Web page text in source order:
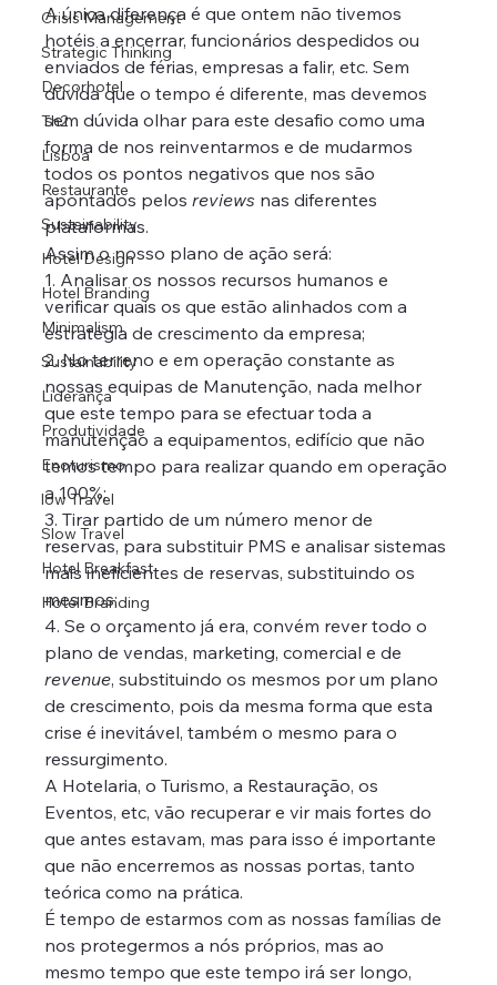
Crisis Management
Strategic Thinking
Decorhotel
Th2
Lisboa
Restaurante
Sustainability
Hotel Design
Hotel Branding
Minimalism
Sustainability
Liderança
Produtividade
Enoturismo
low Travel
Slow Travel
Hotel Breakfast
Hotel Branding
A única diferença é que ontem não tivemos
hotéis a encerrar, funcionários despedidos ou
enviados de férias, empresas a falir, etc. Sem
dúvida que o tempo é diferente, mas devemos
sem dúvida olhar para este desafio como uma
forma de nos reinventarmos e de mudarmos
todos os pontos negativos que nos são
apontados pelos reviews nas diferentes
plataformas.
Assim o nosso plano de ação será:
1. Analisar os nossos recursos humanos e
verificar quais os que estão alinhados com a
estratégia de crescimento da empresa;
2. No terreno e em operação constante as
nossas equipas de Manutenção, nada melhor
que este tempo para se efectuar toda a
manutenção a equipamentos, edifício que não
temos tempo para realizar quando em operação
a 100%;
3. Tirar partido de um número menor de
reservas, para substituir PMS e analisar sistemas
mais ineficientes de reservas, substituindo os
mesmos;
4. Se o orçamento já era, convém rever todo o
plano de vendas, marketing, comercial e de
revenue, substituindo os mesmos por um plano
de crescimento, pois da mesma forma que esta
crise é inevitável, também o mesmo para o
ressurgimento.
A Hotelaria, o Turismo, a Restauração, os
Eventos, etc, vão recuperar e vir mais fortes do
que antes estavam, mas para isso é importante
que não encerremos as nossas portas, tanto
teórica como na prática.
É tempo de estarmos com as nossas famílias de
nos protegermos a nós próprios, mas ao
mesmo tempo que este tempo irá ser longo,